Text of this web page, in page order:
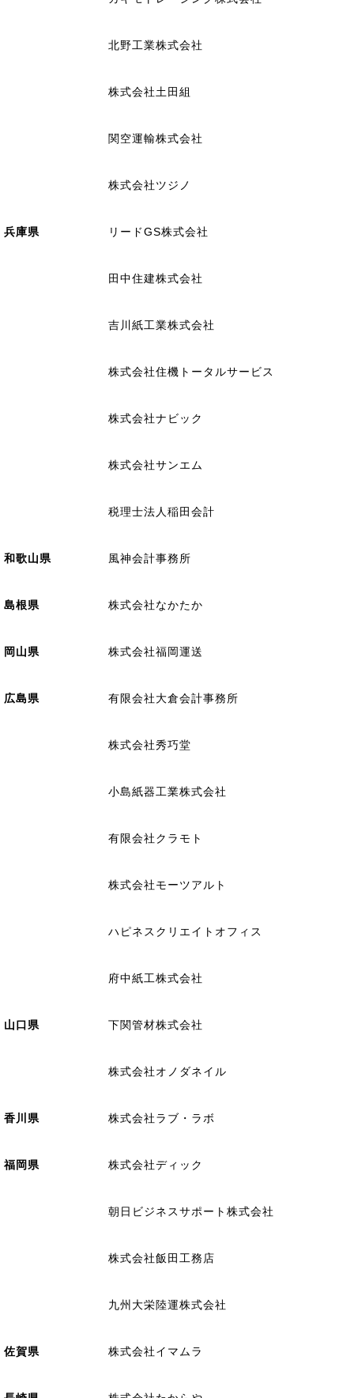
北野工業株式会社
株式会社土田組
関空運輸株式会社
株式会社ツジノ
兵庫県 リードGS株式会社
田中住建株式会社
吉川紙工業株式会社
株式会社住機トータルサービス
株式会社ナビック
株式会社サンエム
税理士法人稲田会計
和歌山県 風神会計事務所
島根県 株式会社なかたか
岡山県 株式会社福岡運送
広島県 有限会社大倉会計事務所
株式会社秀巧堂
小島紙器工業株式会社
有限会社クラモト
株式会社モーツアルト
ハピネスクリエイトオフィス
府中紙工株式会社
山口県 下関管材株式会社
株式会社オノダネイル
香川県 株式会社ラブ・ラボ
福岡県 株式会社ディック
朝日ビジネスサポート株式会社
株式会社飯田工務店
九州大栄陸運株式会社
佐賀県 株式会社イマムラ